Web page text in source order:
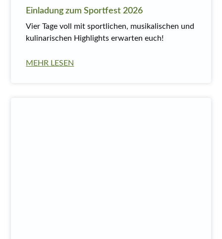
Einladung zum Sportfest 2026
Vier Tage voll mit sportlichen, musikalischen und
kulinarischen Highlights erwarten euch!
MEHR LESEN